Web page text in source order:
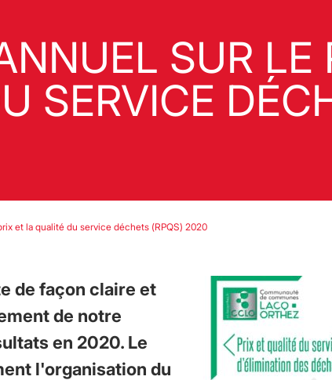
SUR LE
SERVICE
et la qualité du service déchets (RPQS) 2020
de façon claire et
de notre
en 2020. Le
l'organisation du